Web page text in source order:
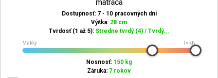
matraca
Dostupnosť: 7 - 10 pracovných dní
Výška: 28 cm
Tvrdosť (1 až 5): Stredne tvrdý (4) / Tvrdý...
Mäkký Tvrdý
Nosnosť: 150 kg
Záruka: 7 rokov